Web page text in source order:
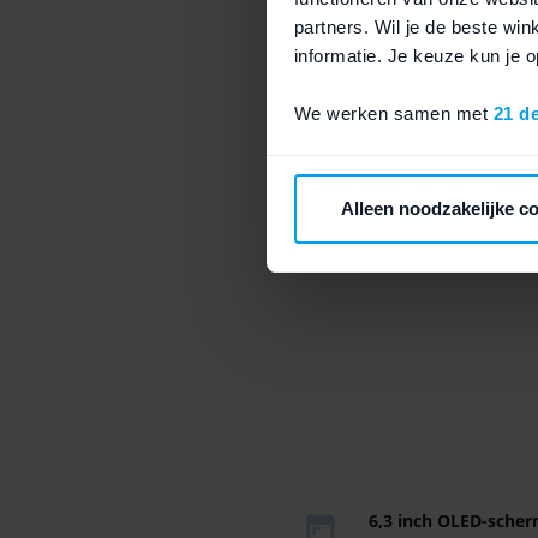
partners. Wil je de beste
informatie. Je keuze kun je
We werken samen met 21
Alleen noodzakelijke
Bij Fixje krijg je een
starten op 100%? Kies bij
Google Pixel 10
Ontdek hier de belangrijkste
6,3 inch OLED-